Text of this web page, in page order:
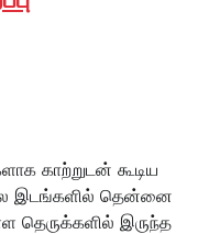
காற்றுடன் கூடிய
பல இடங்களில் தென்னை
தெருக்களில் இருந்த